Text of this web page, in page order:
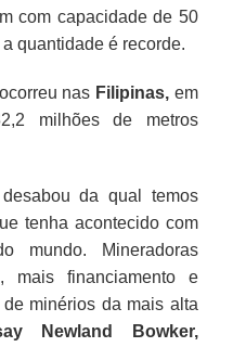
com capacidade de 50
quantidade é recorde.
nas Filipinas, em
milhões de metros
da qual temos
tenha acontecido com
mundo. Mineradoras
mais financiamento e
minérios da mais alta
Newland Bowker,